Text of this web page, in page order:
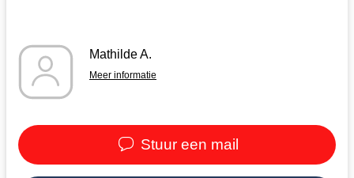
Mathilde A.
Meer informatie
Stuur een mail